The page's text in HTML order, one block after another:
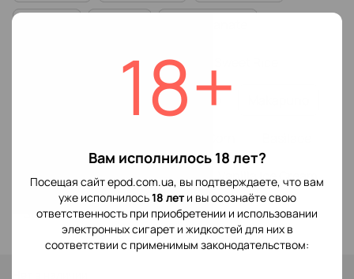
18+
Вам исполнилось 18 лет?
Посещая сайт epod.com.ua, вы подтверждаете, что вам
уже исполнилось18 лети вы осознаёте свою
ответственность при приобретении и использовании
электронных сигарет и жидкостей для них в
соответствии с применимым законодательством:
Rockmelon
Dubacco
Guava Feijoa Pomelo Vanilla Ice Cream
Strawberry Milkshake